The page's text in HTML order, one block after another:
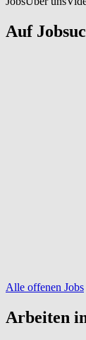
Auf
Alle offenen Jobs
Arbeiten